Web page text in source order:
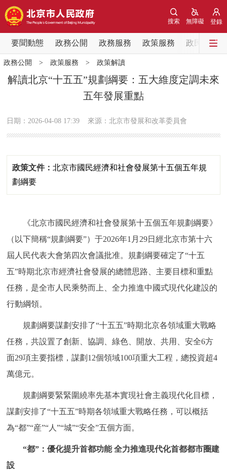
登錄
無障礙
搜索
要聞動態 政務公開 政務服務 政策服務 政民互動
要聞動態
黨中央精神 國務院資訊
會議資訊
市領導
決策公開 專題公開
個人服務 法人服務 部門服務
便民服務 利企服務 投資項目
仲介服務
政民互動
參與調查 線上訪談
政務公開 > 政策服務 > 政策解讀
解讀北京“十五五”規劃綱要：五大維度定調未來
五年發展重點
日期：2026-04-08 17:39 來源：北京市發展和改革委員會
政策文件：北京市國民經濟和社會發展第十五個五年規
劃綱要
《北京市國民經濟和社會發展第十五個五年規劃綱要》
（以下簡稱“規劃綱要”）于2026年1月29日經北京市第十六
屆人民代表大會第四次會議批准。規劃綱要確定了“十五
五”時期北京市經濟社會發展的總體思路、主要目標和重點
任務，是全市人民乘勢而上、全力推進中國式現代化建設的
行動綱領。
規劃綱要謀劃安排了“十五五”時期北京各領域重大戰略
任務，共設置了創新、協調、綠色、開放、共用、安全6方
面29項主要指標，謀劃12個領域100項重大工程，總投資超4
萬億元。
規劃綱要緊緊圍繞率先基本實現社會主義現代化目標，
謀劃安排了“十五五”時期各領域重大戰略任務，可以概括
為“都”“産”“人”“城”“安全”五個方面。
“都”：優化提升首都功能 全力推進現代化首都都市圈建
設